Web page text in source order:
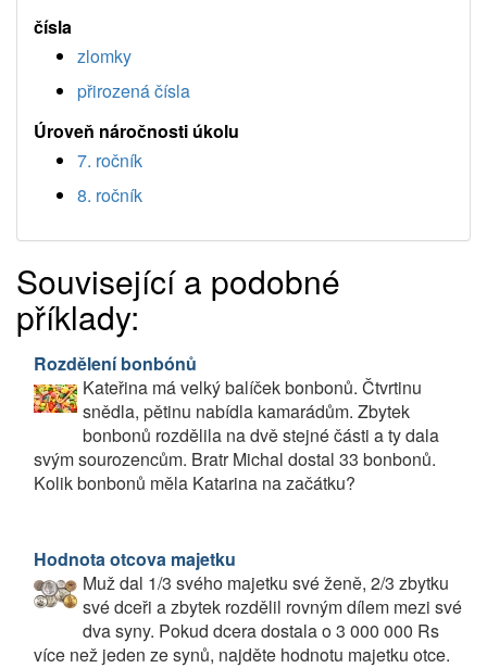
čísla
zlomky
přirozená čísla
Úroveň náročnosti úkolu
7. ročník
8. ročník
Související a podobné
příklady:
Rozdělení bonbónů
Kateřina má velký balíček bonbonů. Čtvrtinu
snědla, pětinu nabídla kamarádům. Zbytek
bonbonů rozdělila na dvě stejné části a ty dala
svým sourozencům. Bratr Michal dostal 33 bonbonů.
Kolik bonbonů měla Katarina na začátku?
Hodnota otcova majetku
Muž dal 1/3 svého majetku své ženě, 2/3 zbytku
své dceři a zbytek rozdělil rovným dílem mezi své
dva syny. Pokud dcera dostala o 3 000 000 Rs
více než jeden ze synů, najděte hodnotu majetku otce.